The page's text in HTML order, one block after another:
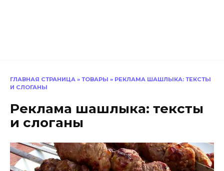
ГЛАВНАЯ СТРАНИЦА » ТОВАРЫ » РЕКЛАМА ШАШЛЫКА: ТЕКСТЫ
И СЛОГАНЫ
Реклама шашлыка: тексты
и слоганы